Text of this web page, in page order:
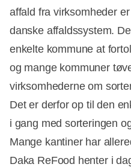
affald fra virksomheder
danske affaldssystem.
enkelte kommune at
og mange kommuner
virksomhederne om
Det er derfor op til den
i gang med sorteringen
Mange kantiner har
Daka ReFood henter i